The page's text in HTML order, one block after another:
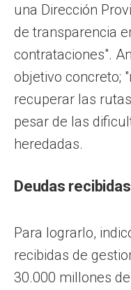
una Dirección
de transparencia
contrataciones".
objetivo concreto;
recuperar las
pesar de las
heredadas.
Deudas recibidas
Para lograrlo,
recibidas de
30.000 millones